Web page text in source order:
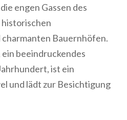
engen Gassen des
Bauernhöfen.
beeindruckendes
ist ein
und lädt zur Besichtigung